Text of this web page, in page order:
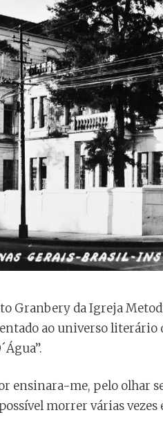
Granbery da Igreja
ao universo literário
ensinara-me, pelo olhar
morrer várias